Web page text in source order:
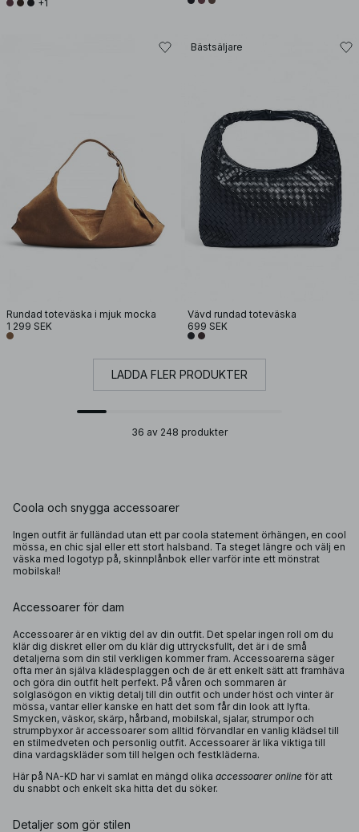
+1
Rundad toteväska i mjuk mocka
1 299 SEK
Bästsäljare
Vävd rundad toteväska
699 SEK
LADDA FLER PRODUKTER
36 av 248 produkter
Coola och snygga accessoarer
Ingen outfit är fulländad utan ett par coola statement örhängen, en cool
mössa, en chic sjal eller ett stort halsband. Ta steget längre och välj en
väska med logotyp på, skinnplånbok eller varför inte ett mönstrat
mobilskal!
Accessoarer för dam
Accessoarer är en viktig del av din outfit. Det spelar ingen roll om du
klär dig diskret eller om du klär dig uttrycksfullt, det är i de små
detaljerna som din stil verkligen kommer fram. Accessoarerna säger
ofta mer än själva klädesplaggen och de är ett enkelt sätt att framhäva
och göra din outfit helt perfekt. På våren och sommaren är
solglasögon en viktig detalj till din outfit och under höst och vinter är
mössa, vantareller kanske en hatt det som får din look att lyfta.
Smycken, väskor, skärp, hårband, mobilskal, sjalar, strumpor och
strumpbyxor är accessoarer som alltid förvandlar en vanlig klädsel till
en stilmedveten och personlig outfit. Accessoarer är lika viktiga till
dina vardagskläder som till helgen och festkläderna.
Här på NA-KD har vi samlat en mängd olika accessoarer online för att
du snabbt och enkelt ska hitta det du söker.
Detaljer som gör stilen